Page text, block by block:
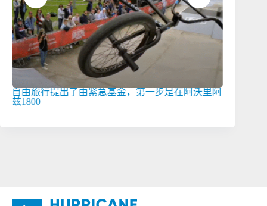
自由旅行提出了由紧急基金，第一步是在阿沃里阿
兹1800